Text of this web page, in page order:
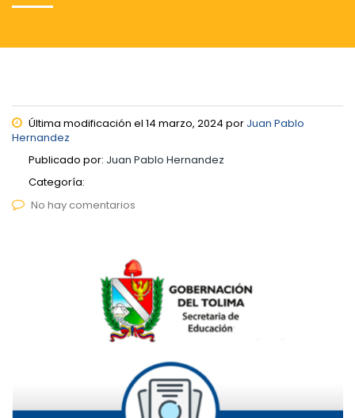
Última modificación el 14 marzo, 2024 por Juan Pablo
Hernandez
Publicado por: Juan Pablo Hernandez
Categoría:
No hay comentarios